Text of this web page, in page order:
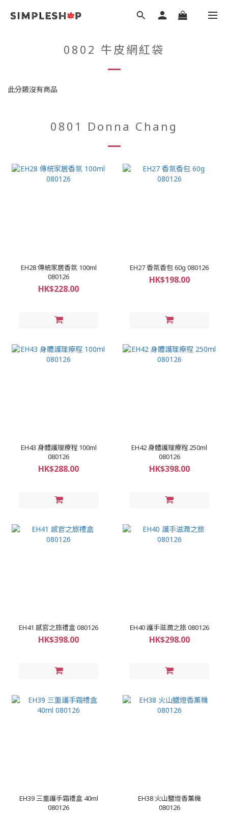
0802 牛皮網紅袋
此分類沒有商品
0801 Donna Chang
EH28 傳統家居香氛 100ml
080126
HK$228.00
EH27 香氛香包 60g 080126
HK$198.00
EH43 身體護理療程 100ml
080126
HK$288.00
EH42 身體護理療程 250ml
080126
HK$398.00
EH41 感官之旅禮盒 080126
HK$398.00
EH40 護手滋潤之旅 080126
HK$298.00
EH39 三重護手霜禮盒 40ml
080126
EH38 火山鹽燈香薰機
080126